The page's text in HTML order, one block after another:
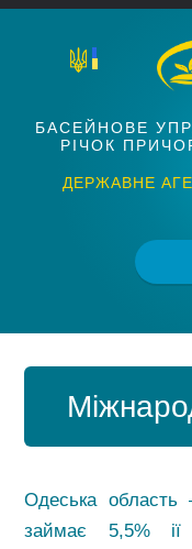
БАСЕЙНОВЕ
РІЧОК
ДЕРЖАВНЕ
Одеська область
займає 5,5% ії